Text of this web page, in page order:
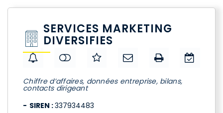
SERVICES MARKETING
DIVERSIFIES
Chiffre d’affaires, données entreprise, bilans,
contacts dirigeant
SIREN :337934483